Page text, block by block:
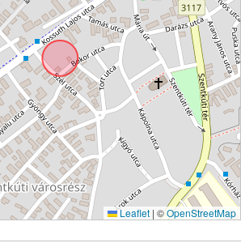
Leaflet | ©OpenStreetMap